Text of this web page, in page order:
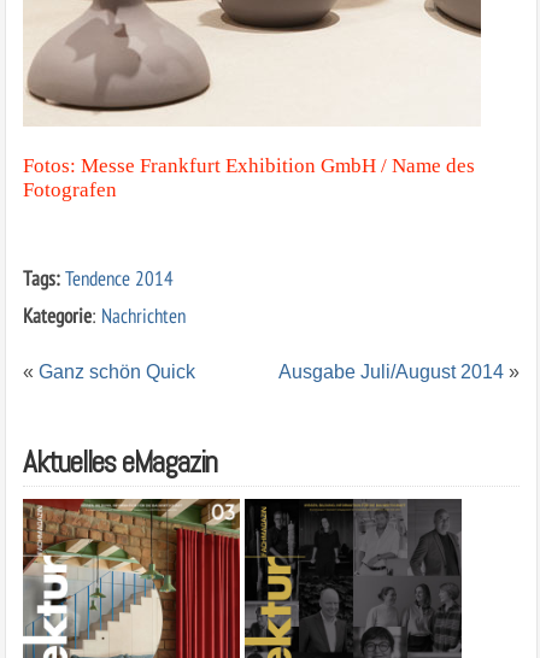
Fotos: Messe Frankfurt Exhibition GmbH / Name des
Fotografen
Tags:Tendence 2014
Kategorie: Nachrichten
« Ganz schön Quick Ausgabe Juli/August 2014 »
Aktuelles eMagazin